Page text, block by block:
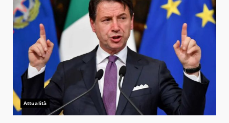
Attualità